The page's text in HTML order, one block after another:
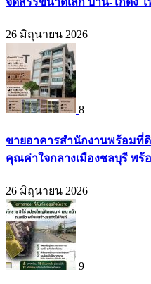
26 มิถุนายน 2026
8
ขายอาคารสำนักงานพร้อมที่
คุณค่าใจกลางเมืองชลบุรี พร้
26 มิถุนายน 2026
9